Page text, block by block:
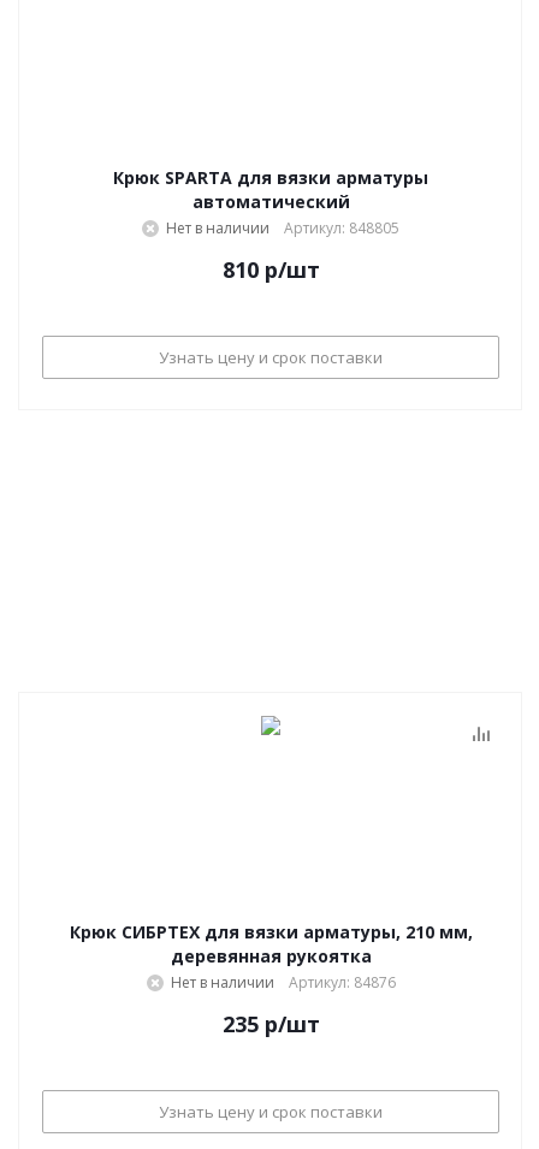
Крюк SPARTA для вязки арматуры
автоматический
Нет в наличии Артикул: 848805
810р/шт
Узнать цену и срок поставки
Крюк СИБРТЕХ для вязки арматуры, 210 мм,
деревянная рукоятка
Нет в наличии Артикул: 84876
235р/шт
Узнать цену и срок поставки